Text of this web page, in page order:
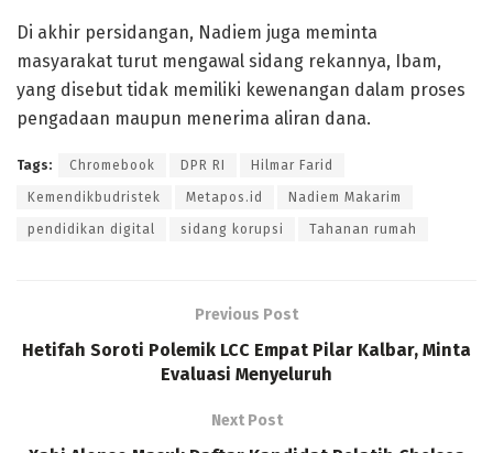
Di akhir persidangan, Nadiem juga meminta
masyarakat turut mengawal sidang rekannya, Ibam,
yang disebut tidak memiliki kewenangan dalam proses
pengadaan maupun menerima aliran dana.
Tags: Chromebook DPR RI Hilmar Farid
Kemendikbudristek Metapos.id Nadiem Makarim
pendidikan digital sidang korupsi Tahanan rumah
Previous Post
Hetifah Soroti Polemik LCC Empat Pilar Kalbar, Minta
Evaluasi Menyeluruh
Next Post